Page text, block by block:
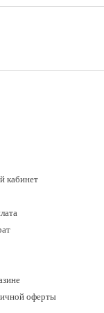
кабинет
оферты